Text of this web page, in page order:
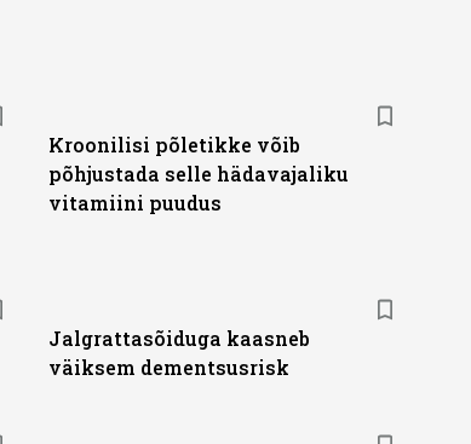
Kroonilisi põletikke võib
põhjustada selle hädavajaliku
vitamiini puudus
Jalgrattasõiduga kaasneb
väiksem dementsusrisk